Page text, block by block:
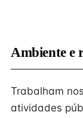
Ambiente e
Trabalham
atividades